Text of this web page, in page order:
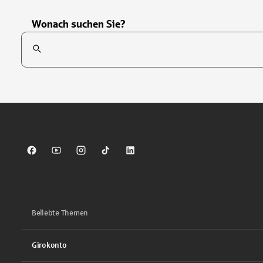
Wonach suchen Sie?
Suchfeld
Sparkasse auf Facebook
Sparkasse auf Youtube
Sparkasse auf Instagram
Sparkasse auf TikTok
Sparkasse auf LinkedIn
Beliebte Themen
Girokonto